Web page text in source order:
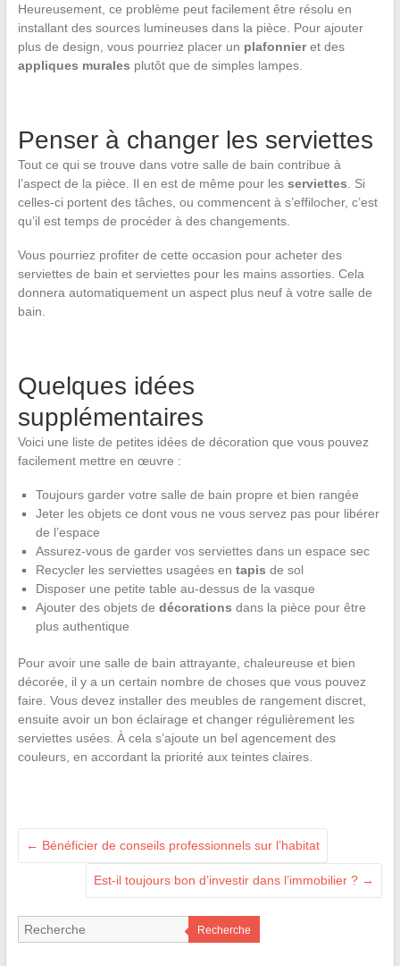
Heureusement, ce problème peut facilement être résolu en
installant des sources lumineuses dans la pièce. Pour ajouter
plus de design, vous pourriez placer un plafonnieret des
appliques murales plutôt que de simples lampes.
Penser à changer les serviettes
Tout ce qui se trouve dans votre salle de bain contribue à
l’aspect de la pièce. Il en est de même pour les serviettes . Si
celles-ci portent des tâches, ou commencent à s’effilocher, c’est
qu’il est temps de procéder à des changements.
Vous pourriez profiter de cette occasion pour acheter des
serviettes de bain et serviettes pour les mains assorties. Cela
donnera automatiquement un aspect plus neuf à votre salle de
bain.
Quelques idées
supplémentaires
Voici une liste de petites idées de décoration que vous pouvez
facilement mettre en œuvre :
Toujours garder votre salle de bain propre et bien rangée
Jeter les objets ce dont vous ne vous servez pas pour libérer
de l’espace
Assurez-vous de garder vos serviettes dans un espace sec
Recycler les serviettes usagées en tapis de sol
Disposer une petite table au-dessus de la vasque
Ajouter des objets de décorations dans la pièce pour être
plus authentique
Pour avoir une salle de bain attrayante, chaleureuse et bien
décorée, il y a un certain nombre de choses que vous pouvez
faire. Vous devez installer des meubles de rangement discret,
ensuite avoir un bon éclairage et changer régulièrement les
serviettes usées. À cela s’ajoute un bel agencement des
couleurs, en accordant la priorité aux teintes claires.
← Bénéficier de conseils professionnels sur l’habitat
Est-il toujours bon d’investir dans l’immobilier ? →
Recherche